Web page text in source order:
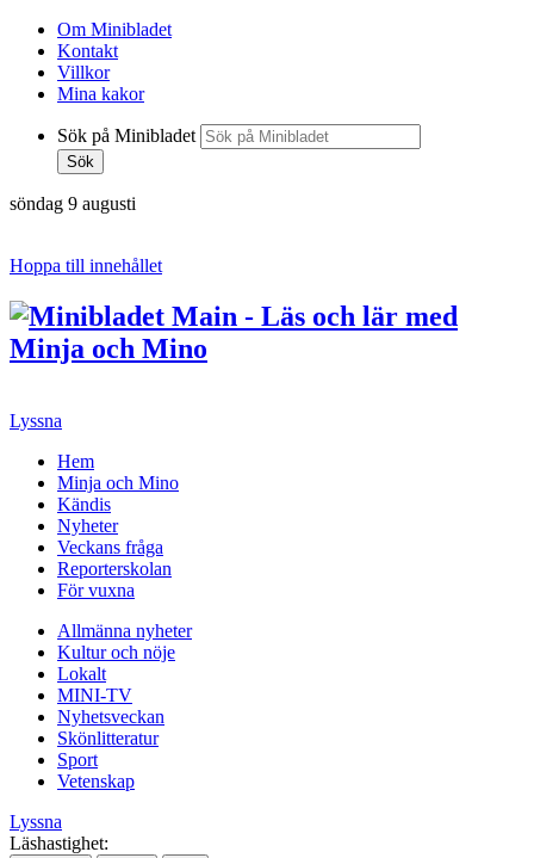
Om Minibladet
Kontakt
Villkor
Mina kakor
Sök på Minibladet
Sök
söndag 9 augusti
Hoppa till innehållet
Lyssna
Hem
Minja och Mino
Kändis
Nyheter
Veckans fråga
Reporterskolan
För vuxna
Allmänna nyheter
Kultur och nöje
Lokalt
MINI-TV
Nyhetsveckan
Skönlitteratur
Sport
Vetenskap
Lyssna
Läshastighet: